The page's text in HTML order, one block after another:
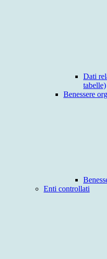
Dati
tabelle)
Benessere
Enti controllati